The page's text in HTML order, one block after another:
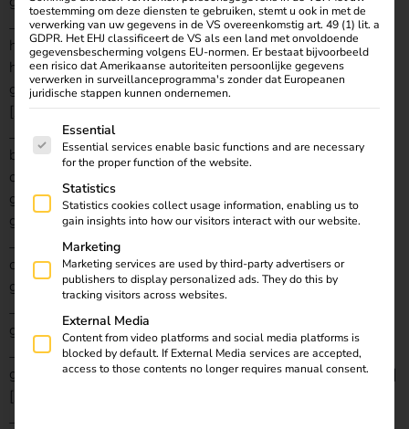
_builder_version=”4.27.0″ _module_preset=”default”
height=”550px” height_tablet=”250px”
height_phone=”200px” height_last_edited=”on|phone”
global_colors_info=”{}”][/et_pb_divider][/et_pb_column]
[/et_pb_row][/et_pb_section][et_pb_section fb_built=”1″
_builder_version=”4.27.0″ _module_preset=”default”
background_color=”#F2F5F9″
custom_padding=”0px||0px||true|false”
global_module=”315154″ saved_tabs=”all” locked=”off”
global_colors_info=”{}”][et_pb_row
_builder_version=”4.27.0″ _module_preset=”default”
custom_padding=”6px||0px||false|false”
global_colors_info=”{}”][et_pb_column type=”4_4″
_builder_version=”4.27.0″ _module_preset=”default”
global_colors_info=”{}”][dsm_breadcrumbs
_builder_version=”4.27.0″ _module_preset=”default”
global_colors_info=”{}”][/dsm_breadcrumbs][/et_pb_column]
[/et_pb_row][/et_pb_section][et_pb_section fb_built=”1″
_builder_version=”4.27.0″ _module_preset=”default”
toestemming om deze diensten te gebruiken, stemt u ook in met de
verwerking van uw gegevens in de VS overeenkomstig art. 49 (1) lit. a
GDPR. Het EHJ classificeert de VS als een land met onvoldoende
gegevensbescherming volgens EU-normen. Er bestaat bijvoorbeeld
een risico dat Amerikaanse autoriteiten persoonlijke gegevens
verwerken in surveillanceprogramma's zonder dat Europeanen
juridische stappen kunnen ondernemen.
Hieronder volgt een lijst met servicegroepen waarvoor
Essential
Essential services enable basic functions and are necessary
for the proper function of the website.
Statistics
Statistics cookies collect usage information, enabling us to
gain insights into how our visitors interact with our website.
Marketing
Marketing services are used by third-party advertisers or
publishers to display personalized ads. They do this by
tracking visitors across websites.
External Media
Content from video platforms and social media platforms is
blocked by default. If External Media services are accepted,
access to those contents no longer requires manual consent.